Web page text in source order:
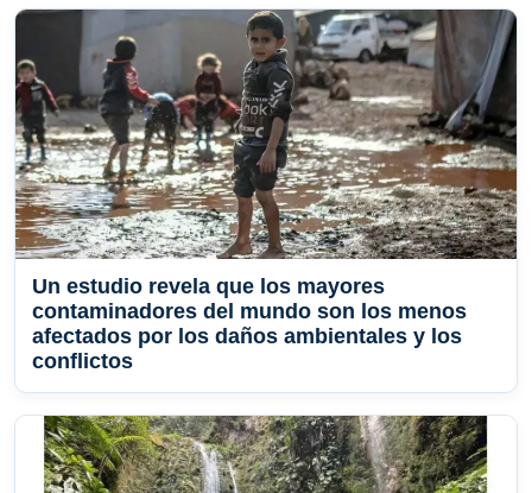
Un estudio revela que los mayores
contaminadores del mundo son los menos
afectados por los daños ambientales y los
conflictos